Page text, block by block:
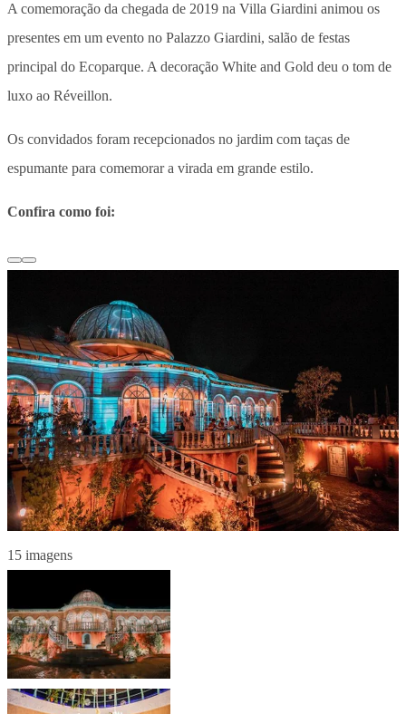
A comemoração da chegada de 2019 na Villa Giardini animou os
presentes em um evento no Palazzo Giardini, salão de festas
principal do Ecoparque. A decoração White and Gold deu o tom de
luxo ao Réveillon.
Os convidados foram recepcionados no jardim com taças de
espumante para comemorar a virada em grande estilo.
Confira como foi:
15 imagens